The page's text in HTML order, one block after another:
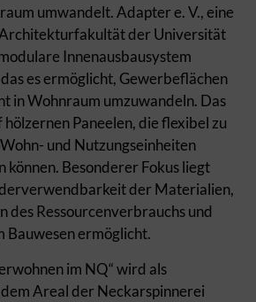
umwandelt. Adapter e. V., eine
der Universität
Innenausbausystem
es ermöglicht, Gewerbeflächen
in Wohnraum umzuwandeln. Das
Paneelen, die flexibel zu
und Nutzungseinheiten
Besonderer Fokus liegt
der Materialien,
des Ressourcenverbrauchs und
Bauwesen ermöglicht.
im NQ“ wird als
Areal der Neckarspinnerei